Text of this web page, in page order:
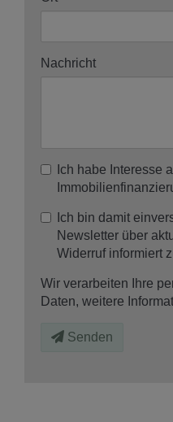
Nachricht
Ich habe Interesse
Ich bin damit
Newsletter über
Widerruf informiert
Wir verarbeiten Ihre
Daten, weitere
Senden